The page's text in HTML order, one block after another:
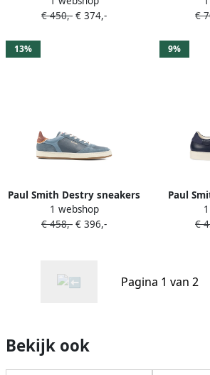
€ 450,- € 374,-
€
13%
Paul Smith Destry sneakers
met vlakken Blauw
1 webshop
€ 458,- € 396,-
9%
Paul
€
Pagina 1 van 2
Bekijk ook